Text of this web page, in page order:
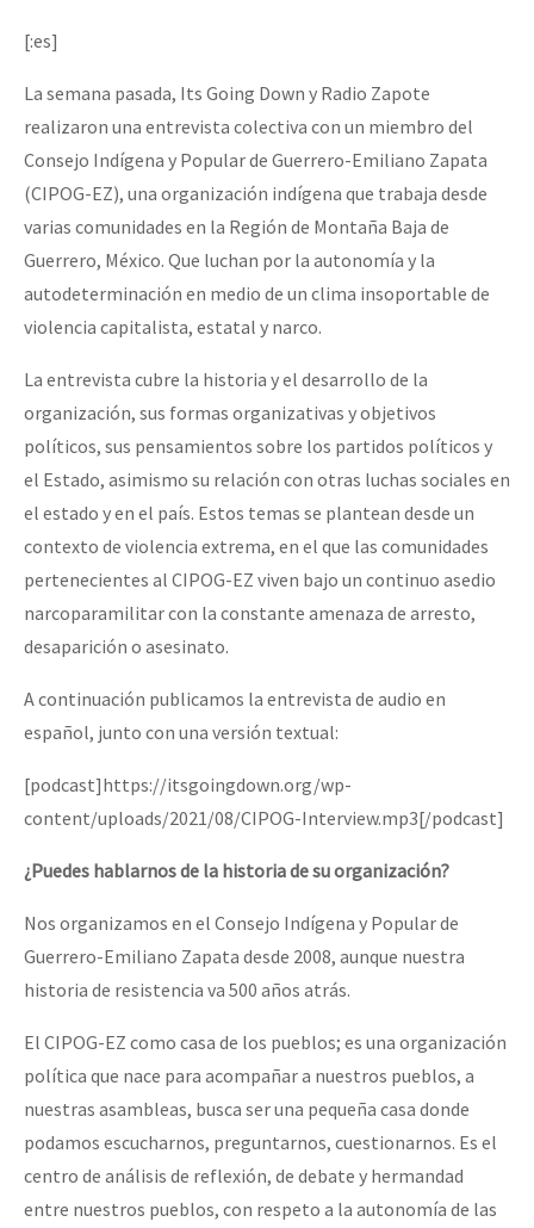
La Sexta
AutonomÍa y Resistencia
Megaproyectos
Presos
Mujeres
Niñxs
ETIQUETAS
MULTIMEDIA
Audio
Fotorreportaje
Video
Otras secciones
Semillero Guerra contra la Humanidad. (Las poblaciones y
la naturaleza bajo asedio)
Libros para descargar
Medios Libres
COVID-19
Eventos
Contacto
Dia 1: Encontro “Guerra contra a Humanidade”
[CDMX – 20 julio] Jornadas globales por la libertad de Jesús
“Sonhando a Terra do Bem Virá” se publica no Estado Espanhol
Se o México sabe, que o mundo saiba! Nossas lutas pela
[25 abr – CDMX] Tokín por el CNI: 30 años de Resistencia y
[:es]
La semana pasada, Its Going Down y Radio Zapote
realizaron una entrevista colectiva con un miembro del
Consejo Indígena y Popular de Guerrero-Emiliano Zapata
(CIPOG-EZ), una organización indígena que trabaja desde
varias comunidades en la Región de Montaña Baja de
Guerrero, México. Que luchan por la autonomía y la
autodeterminación en medio de un clima insoportable de
violencia capitalista, estatal y narco.
La entrevista cubre la historia y el desarrollo de la
organización, sus formas organizativas y objetivos
políticos, sus pensamientos sobre los partidos políticos y
el Estado, asimismo su relación con otras luchas sociales en
el estado y en el país. Estos temas se plantean desde un
contexto de violencia extrema, en el que las comunidades
pertenecientes al CIPOG-EZ viven bajo un continuo asedio
narcoparamilitar con la constante amenaza de arresto,
desaparición o asesinato.
A continuación publicamos la entrevista de audio en
español, junto con una versión textual:
[podcast]https://itsgoingdown.org/wp-
content/uploads/2021/08/CIPOG-Interview.mp3[/podcast]
¿Puedes hablarnos de la historia de su organización?
Nos organizamos en el Consejo Indígena y Popular de
Guerrero-Emiliano Zapata desde 2008, aunque nuestra
historia de resistencia va 500 años atrás.
El CIPOG-EZ como casa de los pueblos; es una organización
política que nace para acompañar a nuestros pueblos, a
nuestras asambleas, busca ser una pequeña casa donde
podamos escucharnos, preguntarnos, cuestionarnos. Es el
centro de análisis de reflexión, de debate y hermandad
entre nuestros pueblos, con respeto a la autonomía de las